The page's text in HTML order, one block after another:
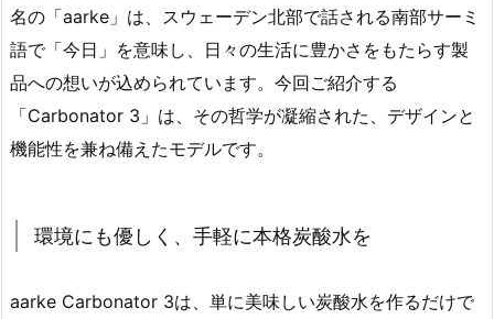
名の「aarke」は、スウェーデン北部で話される南部サーミ
語で「今日」を意味し、日々の生活に豊かさをもたらす製
品への想いが込められています。今回ご紹介する
「Carbonator 3」は、その哲学が凝縮された、デザインと
機能性を兼ね備えたモデルです。
環境にも優しく、手軽に本格炭酸水を
aarke Carbonator 3は、単に美味しい炭酸水を作るだけで